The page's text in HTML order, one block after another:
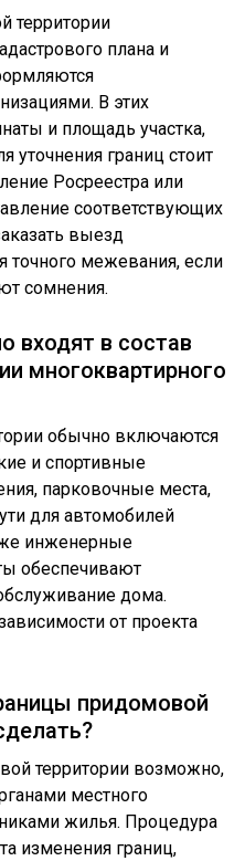
территории
плана и
В этих
и площадь участка,
уточнения границ стоит
Росреестра или
соответствующих
выезд
точного межевания, если
сомнения.
входят в состав
многоквартирного
обычно включаются
и спортивные
парковочные места,
для автомобилей
инженерные
обеспечивают
дома.
от проекта
придомовой
территории возможно,
местного
жилья. Процедура
изменения границ,